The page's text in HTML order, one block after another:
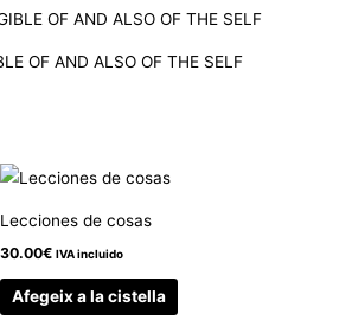
OF AND ALSO OF THE SELF
Lecciones de cosas
30.00€ IVA incluido
Afegeix a la cistella